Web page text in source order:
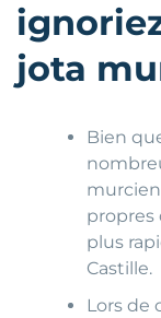
jota
Bien
propres
plus
Castille.
Lors de